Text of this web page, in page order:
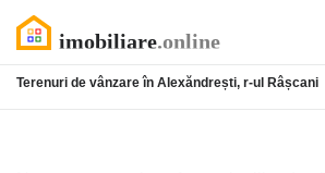
Terenuri de vânzare în Alexăndrești, r-ul Râșcani